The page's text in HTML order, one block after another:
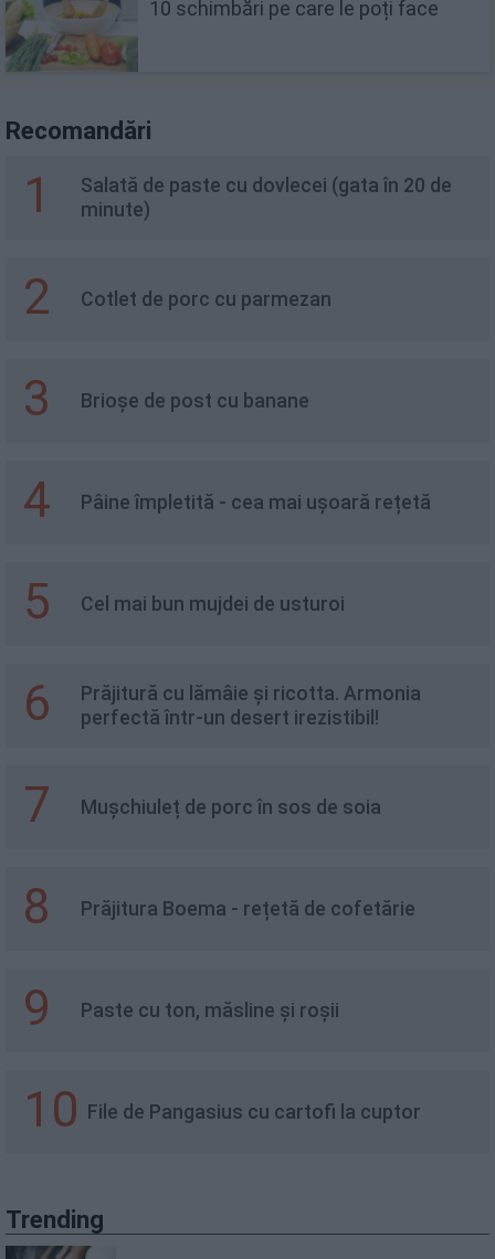
10 schimbări pe care le poți face
Recomandări
1
Salată de paste cu dovlecei (gata în 20 de
minute)
2 Cotlet de porc cu parmezan
3 Brioșe de post cu banane
4 Pâine împletită - cea mai ușoară rețetă
5 Cel mai bun mujdei de usturoi
6
Prăjitură cu lămâie și ricotta. Armonia
perfectă într-un desert irezistibil!
7 Mușchiuleț de porc în sos de soia
8 Prăjitura Boema - rețetă de cofetărie
9 Paste cu ton, măsline și roșii
10 File de Pangasius cu cartofi la cuptor
Trending